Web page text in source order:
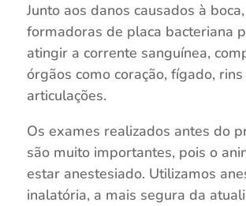
Junto aos danos causados à
formadoras de placa bacteriana
atingir a corrente sanguínea,
órgãos como coração, fígado, rins
articulações.
Os exames realizados antes do
são muito importantes, pois o
estar anestesiado. Utilizamos
inalatória, a mais segura da